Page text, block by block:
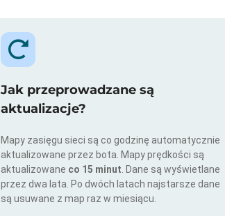
Jak przeprowadzane są
aktualizacje?
Mapy zasięgu sieci są co godzinę automatycznie
aktualizowane przez bota. Mapy prędkości są
aktualizowane co 15 minut . Dane są wyświetlane
przez dwa lata. Po dwóch latach najstarsze dane
są usuwane z map raz w miesiącu.